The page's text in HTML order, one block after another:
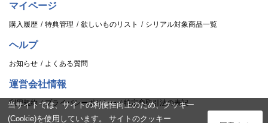
マイページ
購入履歴 特典管理 欲しいものリスト シリアル対象商品一覧
ヘルプ
お知らせ よくある質問
運営会社情報
利用規約 プライバシーポリシー 特定商取引法の表記
当サイトでは、サイトの利便性向上のため、クッキー
(Cookie)を使用しています。 サイトのクッキー